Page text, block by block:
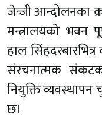
जेन्जी आन्दोलनका
मन्त्रालयको भवन
हाल
संरचनात्मक
नियुक्ति व्यवस्थापन
छ।